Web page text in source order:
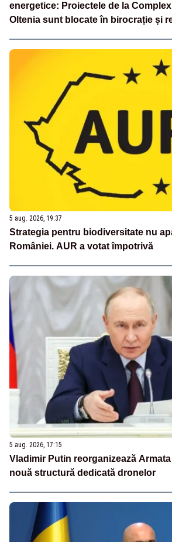
energetice: Proiectele de la
Oltenia sunt blocate în birocrație și
5 aug. 2026, 19:37
Strategia pentru biodiversitate nu
României. AUR a votat împotrivă
5 aug. 2026, 17:15
Vladimir Putin reorganizează
nouă structură dedicată dronelor